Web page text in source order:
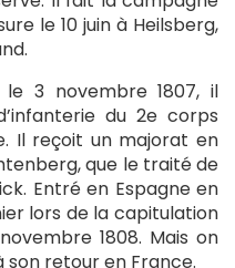
le 10 juin à Heilsberg,
3 novembre 1807, il
du 2e corps
Il reçoit un majorat en
que le traité de
Entré en Espagne en
lors de la capitulation
1808. Mais on
son retour en France.